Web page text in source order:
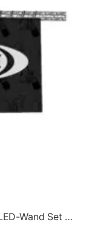
LEDVenture 2.6 XR 7,00m x 4,00m LED-Wand Set 05 – Fliegend [7:4]